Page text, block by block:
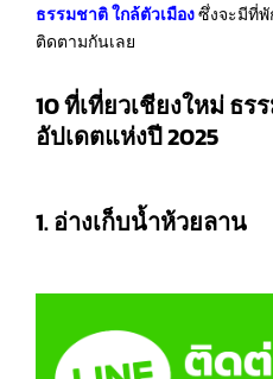
ธรรมชาติ ใกล้ตัวเมืองซึ่งจะมีที่
ติดตามกันเลย
10 ที่เที่ยวเชียงใหม่ ธร
อัปเดตแห่งปี 2025
1. อ่างเก็บน้ำห้วยลาน